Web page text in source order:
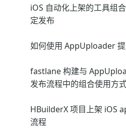
iOS 自动化上架的工具组
定发布
如何使用 AppUploader
fastlane 构建与
发布流程中的组合使用方
HBuilderX 项目上架 iOS
流程